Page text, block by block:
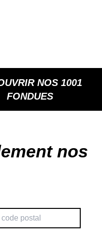
NOS 1001
FONDUES
nos